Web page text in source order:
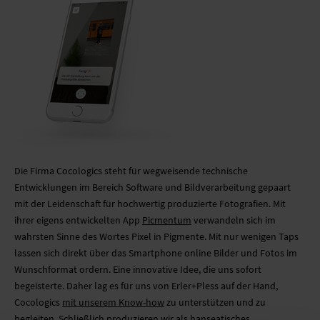
MOBILE SYSTEME
MOBILE LIGHT BOX
FORMSCHNITT
Die Firma Cocologics steht für wegweisende technische
Entwicklungen im Bereich Software und Bildverarbeitung gepaart
mit der Leidenschaft für hochwertig produzierte Fotografien. Mit
ihrer eigens entwickelten App Picmentum verwandeln sich im
wahrsten Sinne des Wortes Pixel in Pigmente. Mit nur wenigen Taps
lassen sich direkt über das Smartphone online Bilder und Fotos im
Wunschformat ordern. Eine innovative Idee, die uns sofort
begeisterte. Daher lag es für uns von Erler+Pless auf der Hand,
Cocologics mit unserem Know-howzu unterstützen und zu